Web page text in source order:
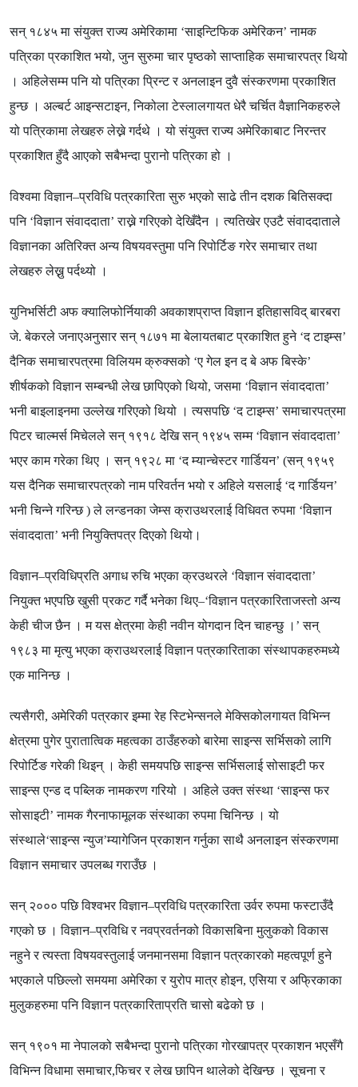
सन् १८४५ मा संयुक्त राज्य अमेरिकामा ‘साइन्टिफिक अमेरिकन’नामक
पत्रिका प्रकाशित भयो,जुन सुरुमा चार पृष्ठको साप्ताहिक समाचारपत्र थियो
। अहिलेसम्म पनि यो पत्रिका प्रिन्ट र अनलाइन दुवै संस्करणमा प्रकाशित
हुन्छ । अल्बर्ट आइन्सटाइन,निकोला टेस्लालगायत धेरै चर्चित वैज्ञानिकहरुले
यो पत्रिकामा लेखहरु लेख्ने गर्दथे । यो संयुक्त राज्य अमेरिकाबाट निरन्तर
प्रकाशित हुँदै आएको सबैभन्दा पुरानो पत्रिका हो ।
विश्वमा विज्ञान–प्रविधि पत्रकारिता सुरु भएको साढे तीन दशक बितिसक्दा
पनि ‘विज्ञान संवाददाता’राख्ने गरिएको देखिँदैन । त्यतिखेर एउटै संवाददाताले
विज्ञानका अतिरिक्त अन्य विषयवस्तुमा पनि रिपोर्टिङ गरेर समाचार तथा
लेखहरु लेख्नु पर्दथ्यो ।
युनिभर्सिटी अफ क्यालिफोर्नियाकी अवकाशप्राप्त विज्ञान इतिहासविद् बारबरा
जे.बेकरले जनाएअनुसार सन् १८७१ मा बेलायतबाट प्रकाशित हुने ‘द टाइम्स’
दैनिक समाचारपत्रमा विलियम क्रुक्सको ‘ए गेल इन द बे अफ बिस्के’
शीर्षकको विज्ञान सम्बन्धी लेख छापिएको थियो,जसमा ‘विज्ञान संवाददाता’
भनी बाइलाइनमा उल्लेख गरिएको थियो । त्यसपछि ‘द टाइम्स’समाचारपत्रमा
पिटर चाल्मर्स मिचेलले सन् १९१८ देखि सन् १९४५ सम्म ‘विज्ञान संवाददाता’
भएर काम गरेका थिए । सन् १९२८ मा ‘द म्यान्चेस्टर गार्डियन’ (सन् १९५९
यस दैनिक समाचारपत्रको नाम परिवर्तन भयो र अहिले यसलाई ‘द गार्डियन’
भनी चिन्ने गरिन्छ)ले लन्डनका जेम्स क्राउथरलाई विधिवत रुपमा ‘विज्ञान
संवाददाता’ भनी नियुक्तिपत्र दिएको थियो।
विज्ञान–प्रविधिप्रति अगाध रुचि भएका क्रउथरले ‘विज्ञान संवाददाता’
नियुक्त भएपछि खुसी प्रकट गर्दै भनेका थिए–‘विज्ञान पत्रकारिताजस्तो अन्य
केही चीज छैन । म यस क्षेत्रमा केही नवीन योगदान दिन चाहन्छु । ’सन्
१९८३ मा मृत्यु भएका क्राउथरलाई विज्ञान पत्रकारिताका संस्थापकहरुमध्ये
एक मानिन्छ ।
त्यसैगरी, अमेरिकी पत्रकार इम्मा रेह स्टिभेन्सनले मेक्सिकोलगायत विभिन्न
क्षेत्रमा पुगेर पुरातात्विक महत्वका ठाउँहरुको बारेमा साइन्स सर्भिसको लागि
रिपोर्टिङ गरेकी थिइन् । केही समयपछि साइन्स सर्भिसलाई सोसाइटी फर
साइन्स एन्ड द पब्लिक नामकरण गरियो । अहिले उक्त संस्था ‘साइन्स फर
सोसाइटी’नामक गैरनाफामूलक संस्थाका रुपमा चिनिन्छ । यो
संस्थाले‘साइन्स न्युज’म्यागेजिन प्रकाशन गर्नुका साथै अनलाइन संस्करणमा
विज्ञान समाचार उपलब्ध गराउँछ ।
सन् २००० पछि विश्वभर विज्ञान–प्रविधि पत्रकारिता उर्वर रुपमा फस्टाउँदै
गएको छ । विज्ञान–प्रविधि र नवप्रवर्तनको विकासबिना मुलुकको विकास
नहुने र त्यस्ता विषयवस्तुलाई जनमानसमा विज्ञान पत्रकारको महत्वपूर्ण हुने
भएकाले पछिल्लो समयमा अमेरिका र युरोप मात्र होइन, एसिया र अफ्रिकाका
मुलुकहरुमा पनि विज्ञान पत्रकारिताप्रति चासो बढेको छ ।
सन् १९०१ मा नेपालको सबैभन्दा पुरानो पत्रिका गोरखापत्र प्रकाशन भएसँगै
विभिन्न विधामा समाचार,फिचर र लेख छापिन थालेको देखिन्छ । सूचना र